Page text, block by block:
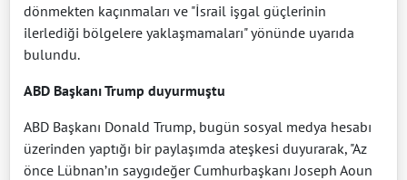
dönmekten kaçınmaları ve "İsrail işgal güçlerinin
ilerlediği bölgelere yaklaşmamaları" yönünde uyarıda
bulundu.
ABD Başkanı Trump duyurmuştu
ABD Başkanı Donald Trump, bugün sosyal medya hesabı
üzerinden yaptığı bir paylaşımda ateşkesi duyurarak, "Az
önce Lübnan’ın saygıdeğer Cumhurbaşkanı Joseph Aoun